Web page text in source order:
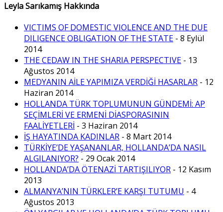
Leyla Sarıkamış Hakkında
VICTIMS OF DOMESTIC VIOLENCE AND THE DUE
DILIGENCE OBLIGATION OF THE STATE - 8 Eylül
2014
THE CEDAW IN THE SHARIA PERSPECTIVE - 13
Ağustos 2014
MEDYANIN AİLE YAPIMIZA VERDİĞİ HASARLAR - 12
Haziran 2014
HOLLANDA TÜRK TOPLUMUNUN GÜNDEMİ: AP
SEÇİMLERİ VE ERMENİ DİASPORASININ
FAALİYETLERİ - 3 Haziran 2014
İŞ HAYATINDA KADINLAR - 8 Mart 2014
TÜRKİYE’DE YAŞANANLAR, HOLLANDA’DA NASIL
ALGILANIYOR? - 29 Ocak 2014
HOLLANDA’DA ÖTENAZİ TARTIŞILIYOR - 12 Kasım
2013
ALMANYA’NIN TÜRKLER’E KARŞI TUTUMU - 4
Ağustos 2013